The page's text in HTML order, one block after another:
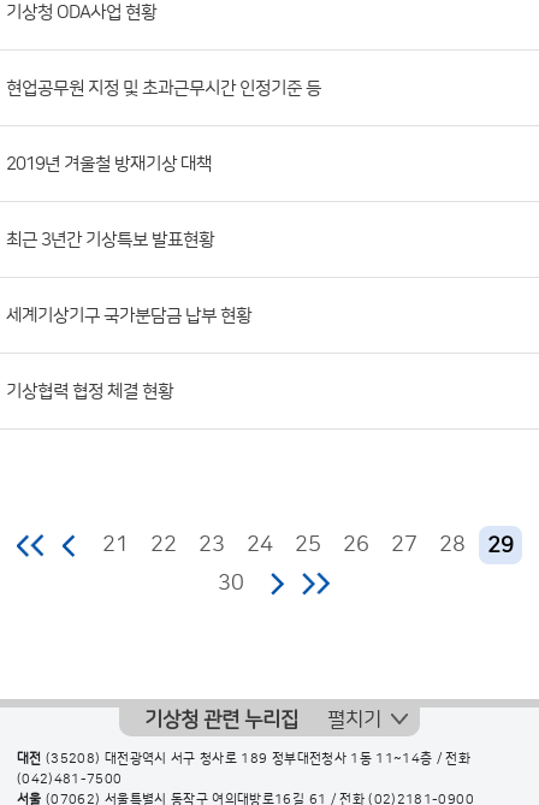
일,
조
회
기상청 ODA사업 현황
현업공무원 지정 및 초과근무시간 인정기준 등
2019년 겨울철 방재기상 대책
최근 3년간 기상특보 발표현황
세계기상기구 국가분담금 납부 현황
기상협력 협정 체결 현황
21 22 23 24 25 26 27 28
29
30
기상청 관련 누리집 펼치기
대전 (35208) 대전광역시 서구 청사로 189 정부대전청사 1동 11~14층 / 전화
(042)481-7500
서울 (07062) 서울특별시 동작구 여의대방로16길 61 / 전화(02)2181-0900